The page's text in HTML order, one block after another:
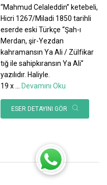
“Mahmud Celaleddin” ketebeli,
Hicri 1267/Miladi 1850 tarihli
eserde eski Türkçe “Şah-ı
Merdan, şir-Yezdan
kahramansın Ya Ali / Zülfikar
tığ ile sahipkıransın Ya Ali”
yazılıdır. Haliyle.
19 x
Devamını Oku
ESER DETAYINI GÖR